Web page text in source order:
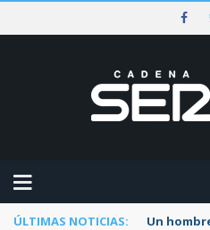
ÚLTIMAS NOTICIAS: Un